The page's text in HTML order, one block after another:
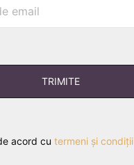
acord cutermeni și condiții